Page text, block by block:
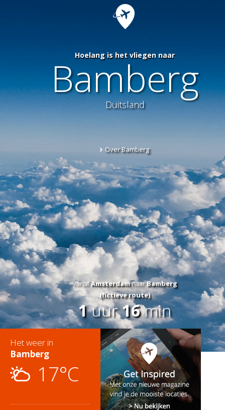
Hoelang is het vliegen naar
Bamberg
Duitsland
Over Bamberg
VanafAmsterdamnaarBamberg
(fictieve route)
1uur16min
Het weer in
Bamberg
17°C